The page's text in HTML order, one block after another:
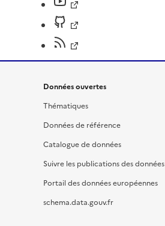
Données ouvertes
Thématiques
Données de référence
Catalogue de données
Suivre les publications des données
Portail des données européennes
schema.data.gouv.fr